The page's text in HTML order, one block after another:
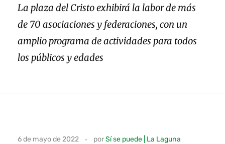
La plaza del Cristo exhibirá la labor de más
de 70 asociaciones y federaciones, con un
amplio programa de actividades para todos
los públicos y edades
L
6 de mayo de 2022 porSí se puede | La Laguna